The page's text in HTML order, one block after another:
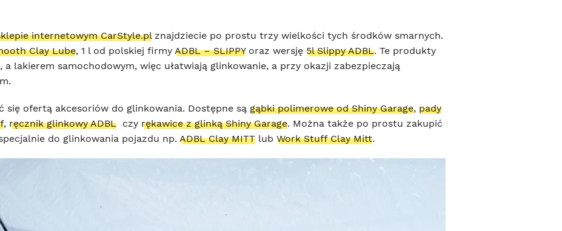
internetowym CarStyle.plznajdziecie po prostu trzy wielkości tych środków smarnych.
Clay Lube, 1 l od polskiej firmy ADBL – SLIPPYoraz wersję 5l Slippy ADBL. Te produkty
lakierem samochodowym, więc ułatwiają glinkowanie, a przy okazji zabezpieczają
się ofertą akcesoriów do glinkowania. Dostępne są gąbki polimerowe od Shiny Garage, pady
, ręcznik glinkowy ADBL czy rękawice z glinką Shiny Garage. Można także po prostu zakupić
do glinkowania pojazdu np. ADBL Clay MITT lub Work Stuff Clay Mitt.